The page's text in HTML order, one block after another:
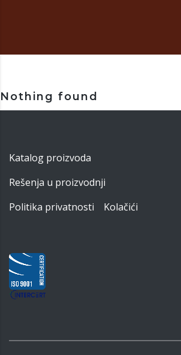
Nothing found
Katalog proizvoda
Rešenja u proizvodnji
Politika privatnosti
Kolačići